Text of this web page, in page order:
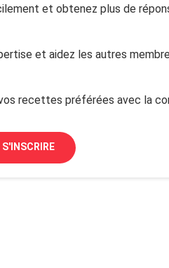
et obtenez plus de
et aidez les autres
recettes préférées avec la
S'INSCRIRE